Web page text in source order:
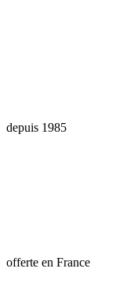
depuis 1985
offerte en France